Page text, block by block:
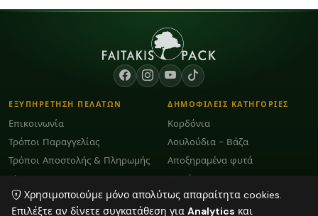
ΕΞΥΠΗΡΕΤΗΣΗ ΠΕΛΑΤΩΝ
Επικοινωνία
Τρόποι Παραγγελίας
Τρόποι Αποστολής & Πληρωμής
Blog
Όροι Χρήσης και GDPR
ΔΗΜΟΦΙΛΕΙΣ ΚΑΤΗΓΟΡΙΕΣ
Κορδόνια
Λουλούδια - Βάζα
Αποξηραμένα φυτά
Κεριά
Plexiglass Διακοσμητικά
Χρησιμοποιούμε μόνο απολύτως απαραίτητα cookies.
Επιλέξτε αν δίνετε συγκατάθεση για Analytics και